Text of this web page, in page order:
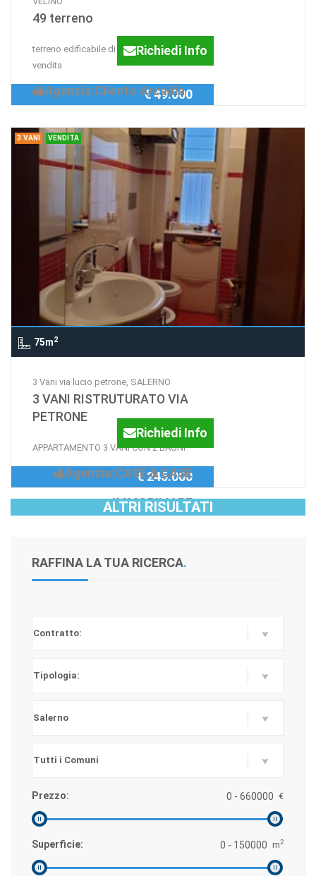
49 terreno
terreno edificabile di 8000 mq in
vendita
Richiedi Info
Agenzia:Cilento Arcadia
€ 49.000
3 VANI VENDITA
75m2
3 Vani via lucio petrone, SALERNO
3 VANI RISTRUTURATO VIA
PETRONE
APPARTAMENTO 3 VANI CON 2 BAGNI
Richiedi Info
Agenzia:CASE & CASE
IMMOBILIARE
€ 245.000
ALTRI RISULTATI
RAFFINA LA TUA RICERCA.
Prezzo: €
Superficie: m2